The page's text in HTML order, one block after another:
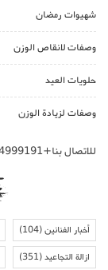
شهيوات رمضان
وصفات لانقاص الوزن
حلويات العيد
وصفات لزيادة الوزن
للاتصال بنا+212614999191
أخبار الفنانين(104)
ازالة التجاعيد(351)